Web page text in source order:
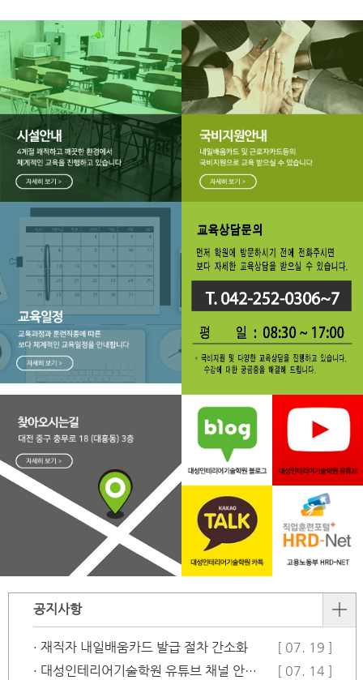
공지사항
· 재직자 내일배움카드 발급 절차 간소화
[ 07. 19 ]
· 대성인테리어기술학원 유튜브 채널 안…
[ 07. 14 ]